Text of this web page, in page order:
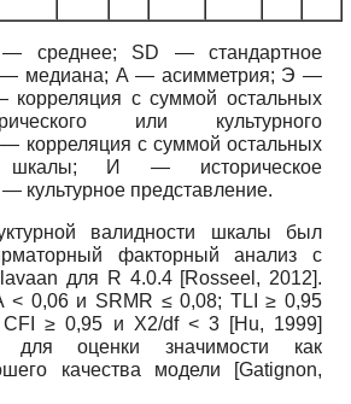
среднее; SD — стандартное
— медиана; А — асимметрия; Э —
корреляция с суммой остальных
или культурного
корреляция с суммой остальных
шкалы; И — историческое
культурное представление.
валидности шкалы был
факторный анализ с
для R 4.0.4 [Rosseel, 2012].
< 0,06 и SRMR ≤ 0,08; TLI ≥ 0,95
≥ 0,95 и X2/df < 3 [Hu, 1999]
оценки значимости как
качества модели
[Gatignon,